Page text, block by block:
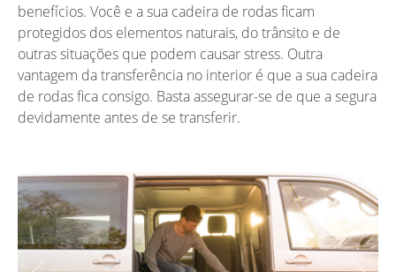
benefícios. Você e a sua cadeira de rodas ficam
protegidos dos elementos naturais, do trânsito e de
outras situações que podem causar stress. Outra
vantagem da transferência no interior é que a sua cadeira
de rodas fica consigo. Basta assegurar-se de que a segura
devidamente antes de se transferir.